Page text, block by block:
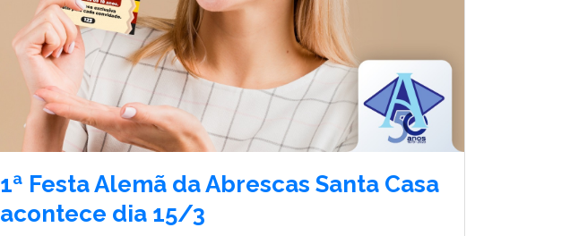
1ª Festa Alemã da Abrescas Santa Casa
acontece dia 15/3